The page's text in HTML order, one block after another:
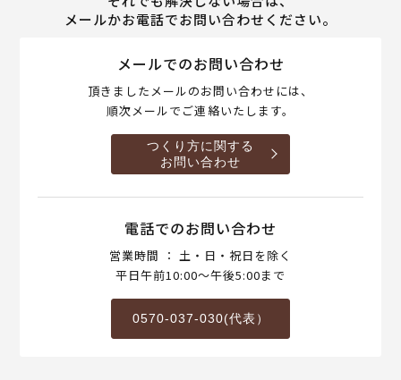
メールかお電話でお問い合わせください。
メールでのお問い合わせ
頂きましたメールのお問い合わせには、
順次メールでご連絡いたします。
つくり方に関する
お問い合わせ
電話でのお問い合わせ
営業時間 ： 土・日・祝日を除く
平日午前10:00～午後5:00まで
0570-037-030(代表）